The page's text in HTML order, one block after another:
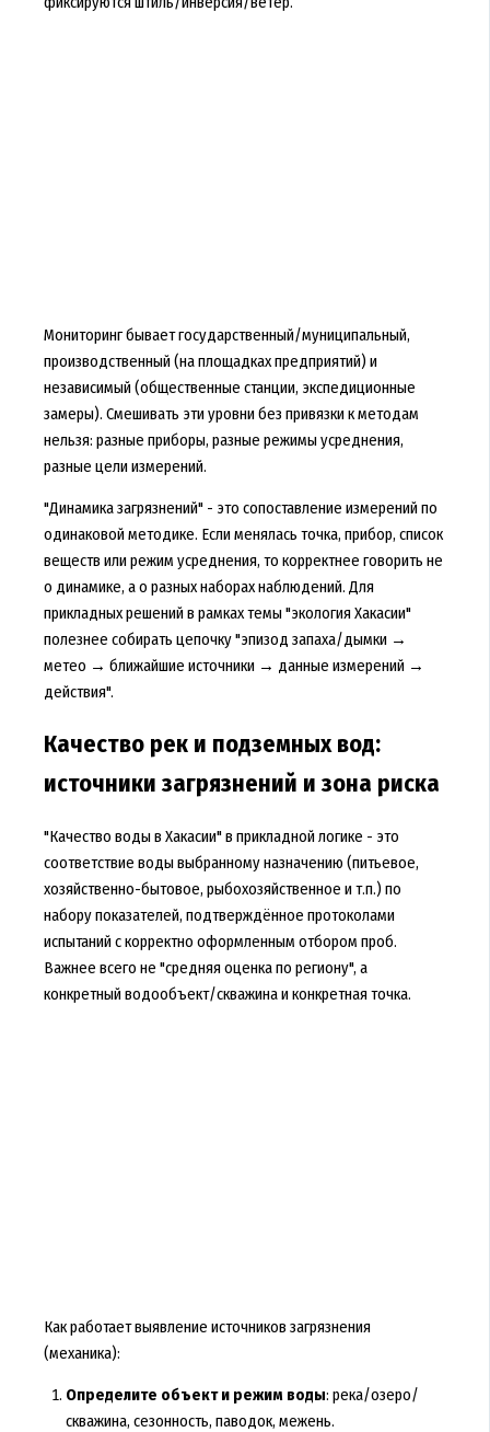
Мониторинг бывает государственный/муниципальный,
производственный (на площадках предприятий) и
независимый (общественные станции, экспедиционные
замеры). Смешивать эти уровни без привязки к методам
нельзя: разные приборы, разные режимы усреднения,
разные цели измерений.
"Динамика загрязнений" - это сопоставление измерений по
одинаковой методике. Если менялась точка, прибор, список
веществ или режим усреднения, то корректнее говорить не
о динамике, а о разных наборах наблюдений. Для
прикладных решений в рамках темы "экология Хакасии"
полезнее собирать цепочку "эпизод запаха/дымки →
метео → ближайшие источники → данные измерений →
действия".
Качество рек и подземных вод:
источники загрязнений и зона риска
"Качество воды в Хакасии" в прикладной логике - это
соответствие воды выбранному назначению (питьевое,
хозяйственно-бытовое, рыбохозяйственное и т.п.) по
набору показателей, подтверждённое протоколами
испытаний с корректно оформленным отбором проб.
Важнее всего не "средняя оценка по региону", а
конкретный водообъект/скважина и конкретная точка.
Как работает выявление источников загрязнения
(механика):
Определите объект и режим воды: река/озеро/
скважина, сезонность, паводок, межень.